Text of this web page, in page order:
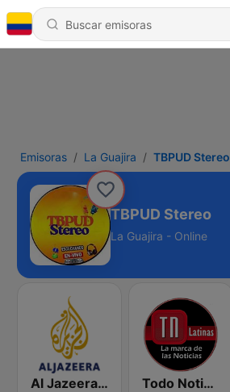
Emisoras La Guajira TBPUD Stereo
TBPUD Stereo
La Guajira - Online
Al Jazeera Arabic (قناة الجزيرة) Todo Noticias Latinas